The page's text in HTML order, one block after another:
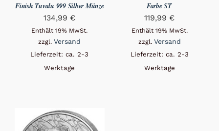
Finish Tuvalu 999 Silber Münze
134,99 €
Enthält 19% MwSt.
zzgl.Versand
Lieferzeit: ca. 2-3
Werktage
Farbe ST
119,99 €
Enthält 19% MwSt.
zzgl. Versand
Lieferzeit: ca. 2-3
Werktage